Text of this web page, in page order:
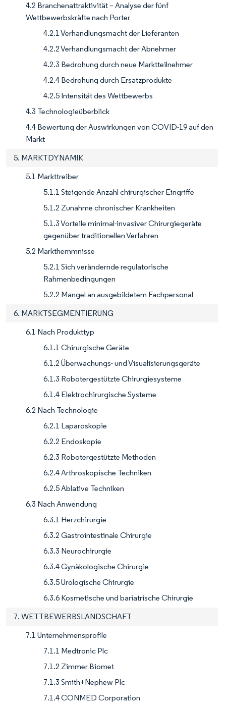
4.2 Branchenattraktivität – Analyse der fünf
Wettbewerbskräfte nach Porter
4.2.1 Verhandlungsmacht der Lieferanten
4.2.2 Verhandlungsmacht der Abnehmer
4.2.3 Bedrohung durch neue Marktteilnehmer
4.2.4 Bedrohung durch Ersatzprodukte
4.2.5 Intensität des Wettbewerbs
4.3 Technologieüberblick
4.4 Bewertung der Auswirkungen von COVID-19 auf den
Markt
5. MARKTDYNAMIK
5.1 Markttreiber
5.1.1 Steigende Anzahl chirurgischer Eingriffe
5.1.2 Zunahme chronischer Krankheiten
5.1.3 Vorteile minimal-invasiver Chirurgiegeräte
gegenüber traditionellen Verfahren
5.2 Markthemmnisse
5.2.1 Sich verändernde regulatorische
Rahmenbedingungen
5.2.2 Mangel an ausgebildetem Fachpersonal
6. MARKTSEGMENTIERUNG
6.1 Nach Produkttyp
6.1.1 Chirurgische Geräte
6.1.2 Überwachungs- und Visualisierungsgeräte
6.1.3 Robotergestützte Chirurgiesysteme
6.1.4 Elektrochirurgische Systeme
6.2 Nach Technologie
6.2.1 Laparoskopie
6.2.2 Endoskopie
6.2.3 Robotergestützte Methoden
6.2.4 Arthroskopische Techniken
6.2.5 Ablative Techniken
6.3 Nach Anwendung
6.3.1 Herzchirurgie
6.3.2 Gastrointestinale Chirurgie
6.3.3 Neurochirurgie
6.3.4 Gynäkologische Chirurgie
6.3.5 Urologische Chirurgie
6.3.6 Kosmetische und bariatrische Chirurgie
7. WETTBEWERBSLANDSCHAFT
7.1 Unternehmensprofile
7.1.1 Medtronic Plc
7.1.2 Zimmer Biomet
7.1.3 Smith+Nephew Plc
7.1.4 CONMED Corporation